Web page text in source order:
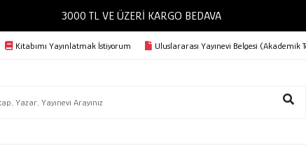
3000 TL VE ÜZERİ KARGO BEDAVA
Kitabımı Yayınlatmak İstiyorum Uluslararası Yayınevi Belgesi (Akademik